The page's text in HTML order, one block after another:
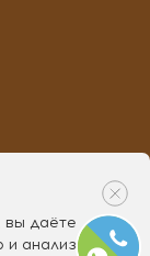
вы даёте
и анализ